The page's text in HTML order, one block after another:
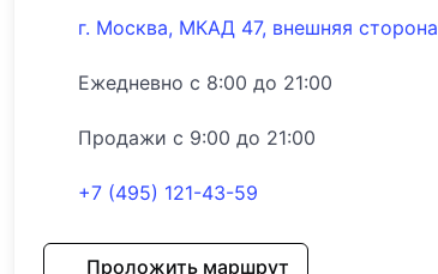
г. Москва, МКАД 47, внешняя сторона
Ежедневно с 8:00 до 21:00
Продажи с 9:00 до 21:00
+7 (495) 121-43-59
Проложить маршрут